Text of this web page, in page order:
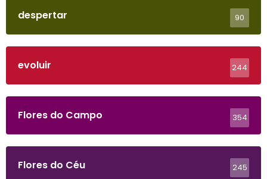
despertar 90
evoluir 244
Flores do Campo 354
Flores do Céu 245